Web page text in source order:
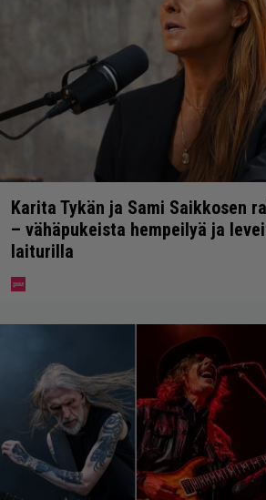
Karita Tykän ja Sami Saikkosen
– vähäpukeista hempeilyä ja
laiturilla